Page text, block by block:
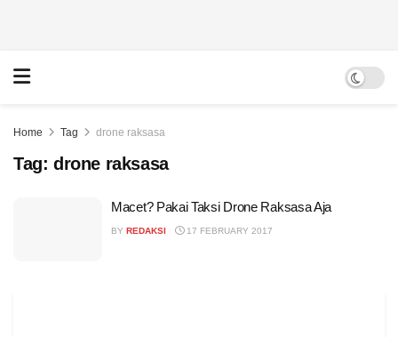
Home Tag drone raksasa
Tag: drone raksasa
Macet? Pakai Taksi Drone Raksasa Aja
BY REDAKSI 17 FEBRUARY 2017